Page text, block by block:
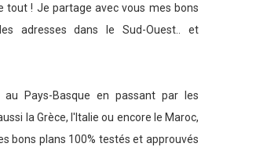
tout ! Je partage avec vous mes bons
adresses dans le Sud-Ouest.. et
au Pays-Basque en passant par les
la Grèce, l'Italie ou encore le Maroc,
bons plans 100% testés et approuvés